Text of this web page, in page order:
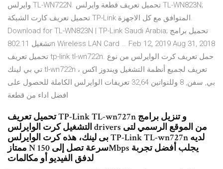
وايرلس TL-WN722N. تحميل تعريف قطعة وايرلس TL-WN823N;
تحميل تعريف كارت الشبكة TP-Link المتوافق مع كل الاجهزة.
Download for TL-WN823N | TP-Link Saudi Arabia; تحميل برامج
تشغيل 802.11n Wireless LAN Card … Feb 12, 2019 Aug 31, 2018
تحميل تعريف tp-link tl-wn722n. حمل تعريف كرت الوايرلس من نوع
تي بي لينك tl-wn722n ، تعريف لجميع أنظمة التشغيل ويندوز اكس
بي, سفن, 8 وللنواتين 32,64 تعريفات الوايرلس الكاملة للحصول على
افضل اداء من قطعة
تحميل تعريف TP-Link TL-wn727n و تنزيل برامج
التشغيل كرت الوايرلس drivers من الموقع الرسمي لتى
بى لينك، هذه كرت الوايرلس TP-Link TL-wn727n لديه
ممتاز N سرعة تصل إلى 150Mbps يجلب أفضل تجربة
لدفق الفيديو أو مكالمات